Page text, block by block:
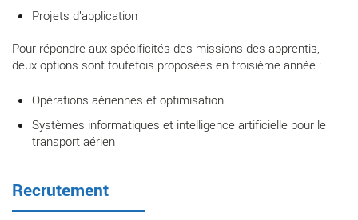
Projets d’application
Pour répondre aux spécificités des missions des apprentis,
deux options sont toutefois proposées en troisième année :
Opérations aériennes et optimisation
Systèmes informatiques et intelligence artificielle pour le
transport aérien
Recrutement